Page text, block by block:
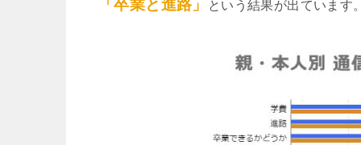
「卒業と進路」 という結果が出ています